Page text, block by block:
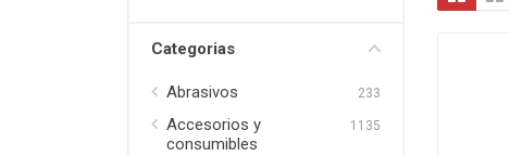
Categorias
Abrasivos 233
Accesorios y
consumibles
1135